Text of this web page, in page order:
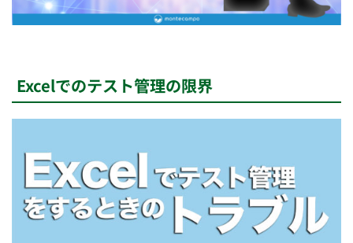
Excelでのテスト管理の限界